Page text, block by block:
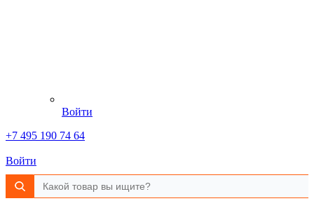
Войти
+7 495 190 74 64
Войти